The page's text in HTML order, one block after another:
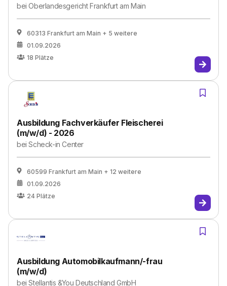
beiOberlandesgericht Frankfurt am Main
60313 Frankfurt am Main + 5 weitere
01.09.2026
18 Plätze
Ausbildung Fachverkäufer Fleischerei
(m/w/d) - 2026
beiScheck-in Center
60599 Frankfurt am Main + 12 weitere
01.09.2026
24 Plätze
Ausbildung Automobilkaufmann/-frau
(m/w/d)
beiStellantis &You Deutschland GmbH